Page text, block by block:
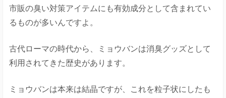
市販の臭い対策アイテムにも有効成分として含まれてい
るものが多いんですよ。
古代ローマの時代から、ミョウバンは消臭グッズとして
利用されてきた歴史があります。
ミョウバンは本来は結晶ですが、これを粒子状にしたも